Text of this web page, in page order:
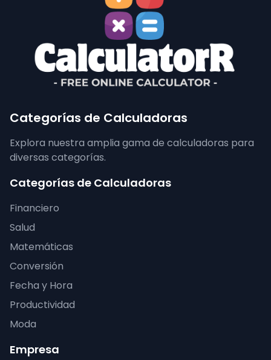
Categorías de Calculadoras
Explora nuestra amplia gama de calculadoras para
diversas categorías.
Categorías de Calculadoras
Financiero
Salud
Matemáticas
Conversión
Fecha y Hora
Productividad
Moda
Empresa